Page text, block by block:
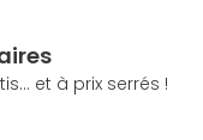
et à prix serrés !